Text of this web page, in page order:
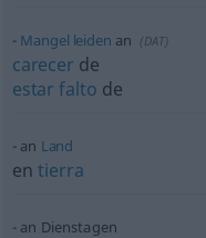
Mangel leiden an (DAT)
carecer de
estar falto de
an Land
entierra
an Dienstagen